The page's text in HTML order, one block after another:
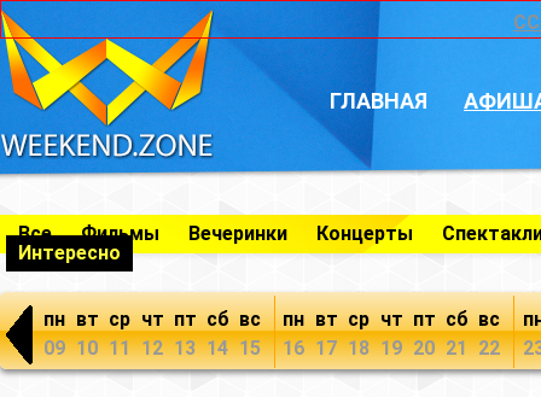
ГЛАВНАЯ
Все Фильмы Вечеринки Концерты
Интересно
пн
09
вт
10
ср
11
чт
12
пт
13
сб
14
вс
15
пн
16
вт
17
ср
18
чт
19
пт
20
сб
21
вс
22